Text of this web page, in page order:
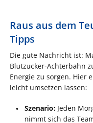
Raus aus dem
Tipps
Die gute Nachricht ist:
Blutzucker-Achterbahn
Energie zu sorgen. Hier
leicht umsetzen lassen:
Szenario: Jeden
nimmt sich das